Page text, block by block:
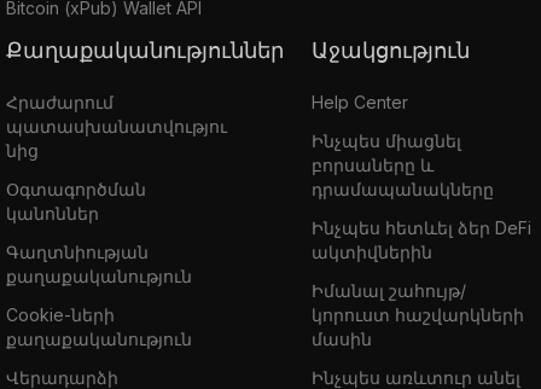
Bitcoin (xPub) Wallet API
Քաղաքականություններ
Հրաժարում
պատասխանատվությու
նից
Օգտագործման
կանոններ
Գաղտնիության
քաղաքականություն
Cookie-ների
քաղաքականություն
Վերադարձի
Աջակցություն
Help Center
Ինչպես միացնել
բորսաները և
դրամապանակները
Ինչպես հետևել ձեր DeFi
ակտիվներին
Իմանալ շահույթ/
կորուստ հաշվարկների
մասին
Ինչպես առևտուր անել